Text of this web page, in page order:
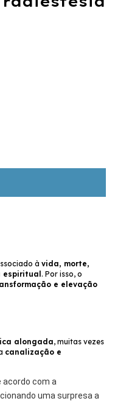
à vida, morte,
espiritual. Por isso, o
e elevação
alongada, muitas vezes
canalização e
acordo com a
uma surpresa a